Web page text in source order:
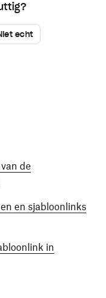
echt
de
en sjabloonlinks
in